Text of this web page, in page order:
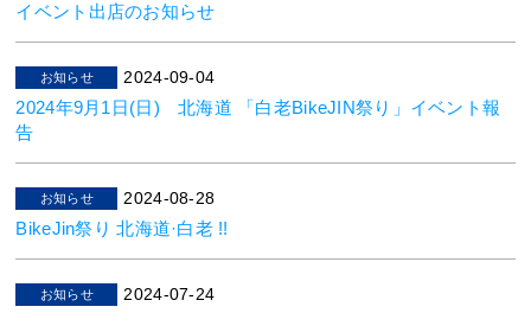
イベント出店のお知らせ
お知らせ 2024-09-04
2024年9月1日(日) 北海道 「白老BikeJIN祭り」イベント報
告
お知らせ 2024-08-28
BikeJin祭り 北海道·白老 !!
お知らせ 2024-07-24